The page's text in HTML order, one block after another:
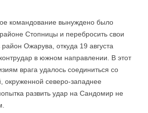
командование вынуждено было
районе Стопницы и перебросить свои
Ожарува, откуда 19 августа
в южном направлении. В этот
врага удалось соединиться со
окруженной северо-западнее
развить удар на Сандомир не